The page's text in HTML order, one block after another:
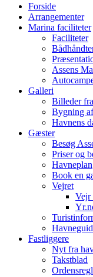
Forside
Arrangementer
Marina faciliteter
Faciliteter
Assens
Galleri
Billeder
Bygning
Havnens
Gæster
Besøg
Priser og
Havneplan
Book en
Vejret
Vejr
Fastliggere
Nyt fra
Takstblad